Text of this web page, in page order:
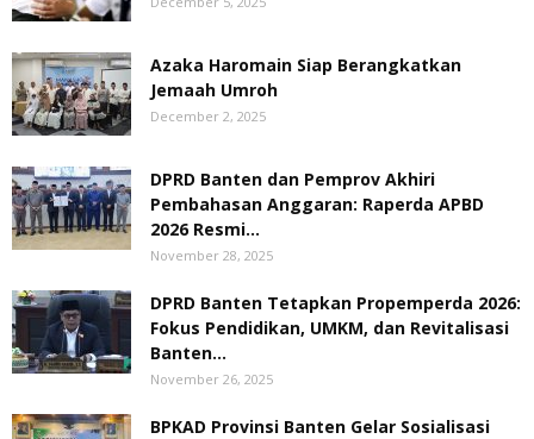
Azaka Haromain Siap Berangkatkan
Jemaah Umroh
December 2, 2025
DPRD Banten dan Pemprov Akhiri
Pembahasan Anggaran: Raperda APBD
2026 Resmi...
November 28, 2025
DPRD Banten Tetapkan Propemperda 2026:
Fokus Pendidikan, UMKM, dan Revitalisasi
Banten...
November 26, 2025
BPKAD Provinsi Banten Gelar Sosialisasi